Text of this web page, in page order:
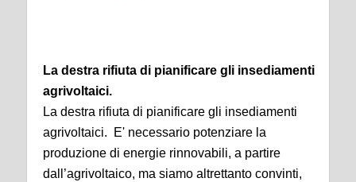
La destra rifiuta di pianificare gli insediamenti
agrivoltaici.
La destra rifiuta di pianificare gli insediamenti
agrivoltaici. E' necessario potenziare la
produzione di energie rinnovabili, a partire
dall’agrivoltaico, ma siamo altrettanto convinti,